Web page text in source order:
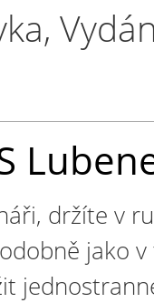
držíte v
jako